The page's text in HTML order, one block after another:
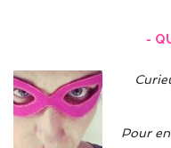
-
Pour